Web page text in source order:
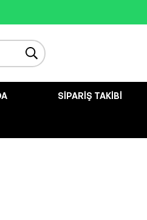
SIPARIŞ TAKIBI